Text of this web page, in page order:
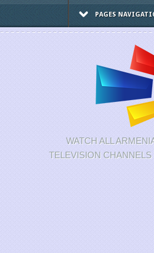
PAGES
WATCH ALL
TELEVISION